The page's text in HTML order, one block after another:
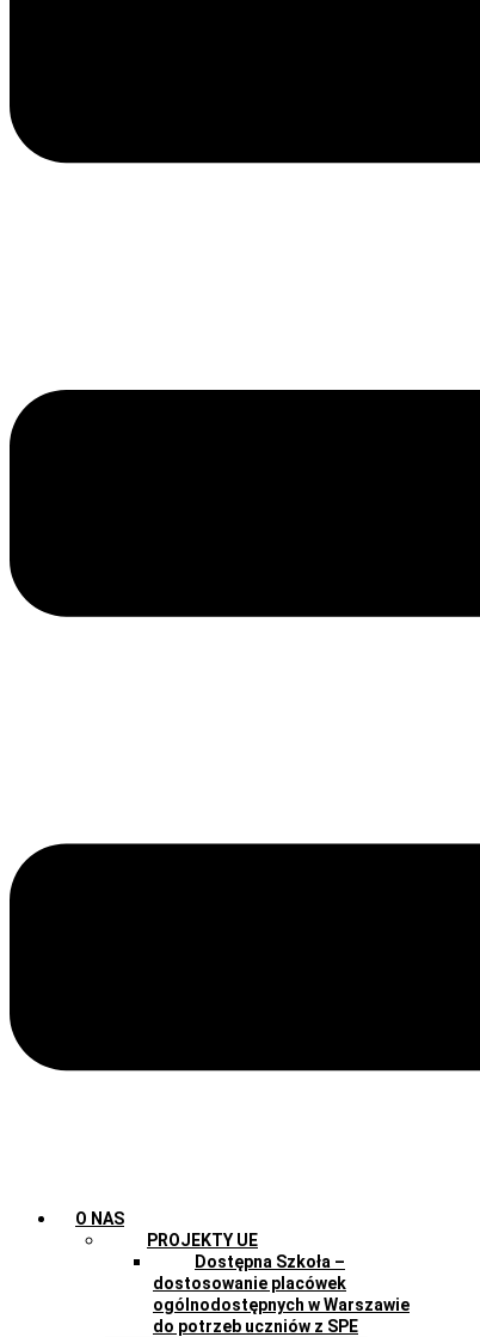
O NAS
PROJEKTY UE
Dostępna Szkoła –
dostosowanie placówek
ogólnodostępnych w Warszawie
do potrzeb uczniów z SPE